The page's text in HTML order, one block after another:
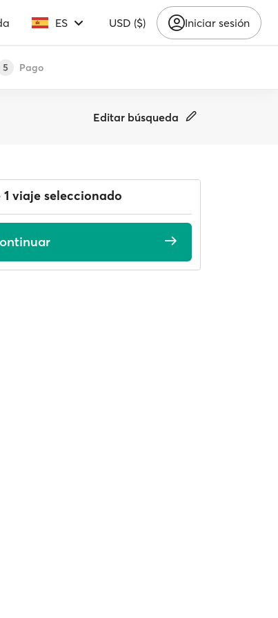
ES USD ($) Iniciar sesión
5 Pago
Editar búsqueda
1 viaje seleccionado